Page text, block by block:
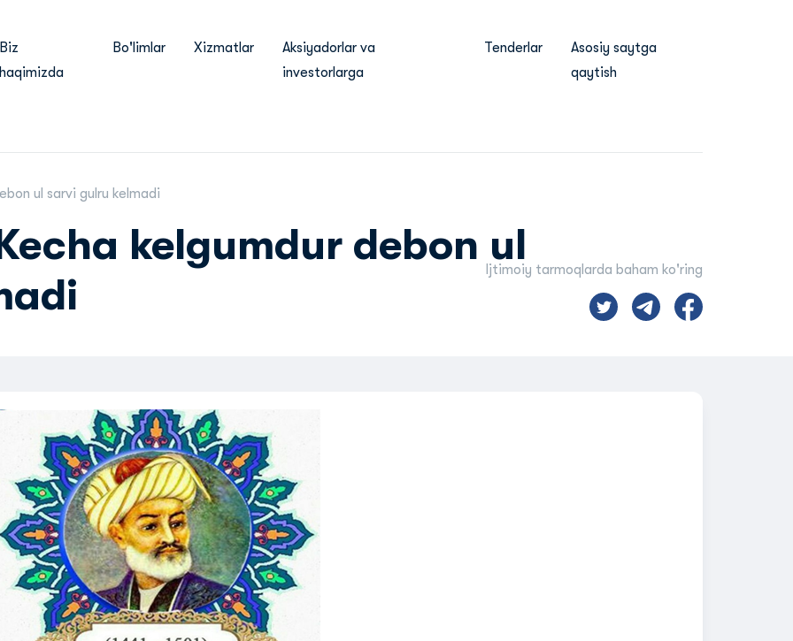
Biz
haqimizda
Bo'limlar Xizmatlar
Aksiyadorlar va
investorlarga
Tenderlar
Asosiy saytga
qaytish
ul sarvi gulru kelmadi
kelgumdur debon ulIjtimoiy tarmoqlarda baham ko'ring